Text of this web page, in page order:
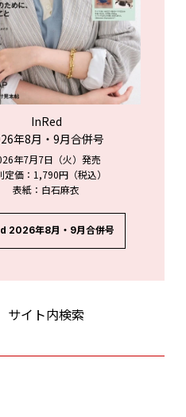
InRed
年8月・9月合併号
年7月7日（火）発売
定価：1,790円（税込）
表紙：白石麻衣
2026年8月・9月合併号
サイト内検索